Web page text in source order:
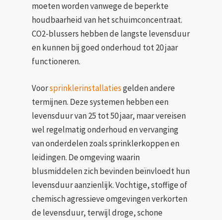
moeten worden vanwege de beperkte
houdbaarheid van het schuimconcentraat.
CO2-blussers hebben de langste levensduur
en kunnen bij goed onderhoud tot 20 jaar
functioneren.
Voorsprinklerinstallatiesgelden andere
termijnen. Deze systemen hebben een
levensduur van 25 tot 50 jaar, maar vereisen
wel regelmatig onderhoud en vervanging
van onderdelen zoals sprinklerkoppen en
leidingen. De omgeving waarin
blusmiddelen zich bevinden beïnvloedt hun
levensduur aanzienlijk. Vochtige, stoffige of
chemisch agressieve omgevingen verkorten
de levensduur, terwijl droge, schone